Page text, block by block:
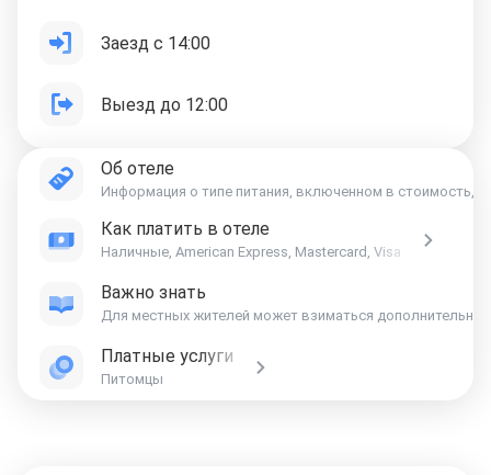
Заезд с 14:00
Выезд до 12:00
Об отеле
Информация о типе питания, включенном в стоимость,
Как платить в отеле
Наличные, American Express, Mastercard, Visa
Важно знать
Платные услуги
Питомцы